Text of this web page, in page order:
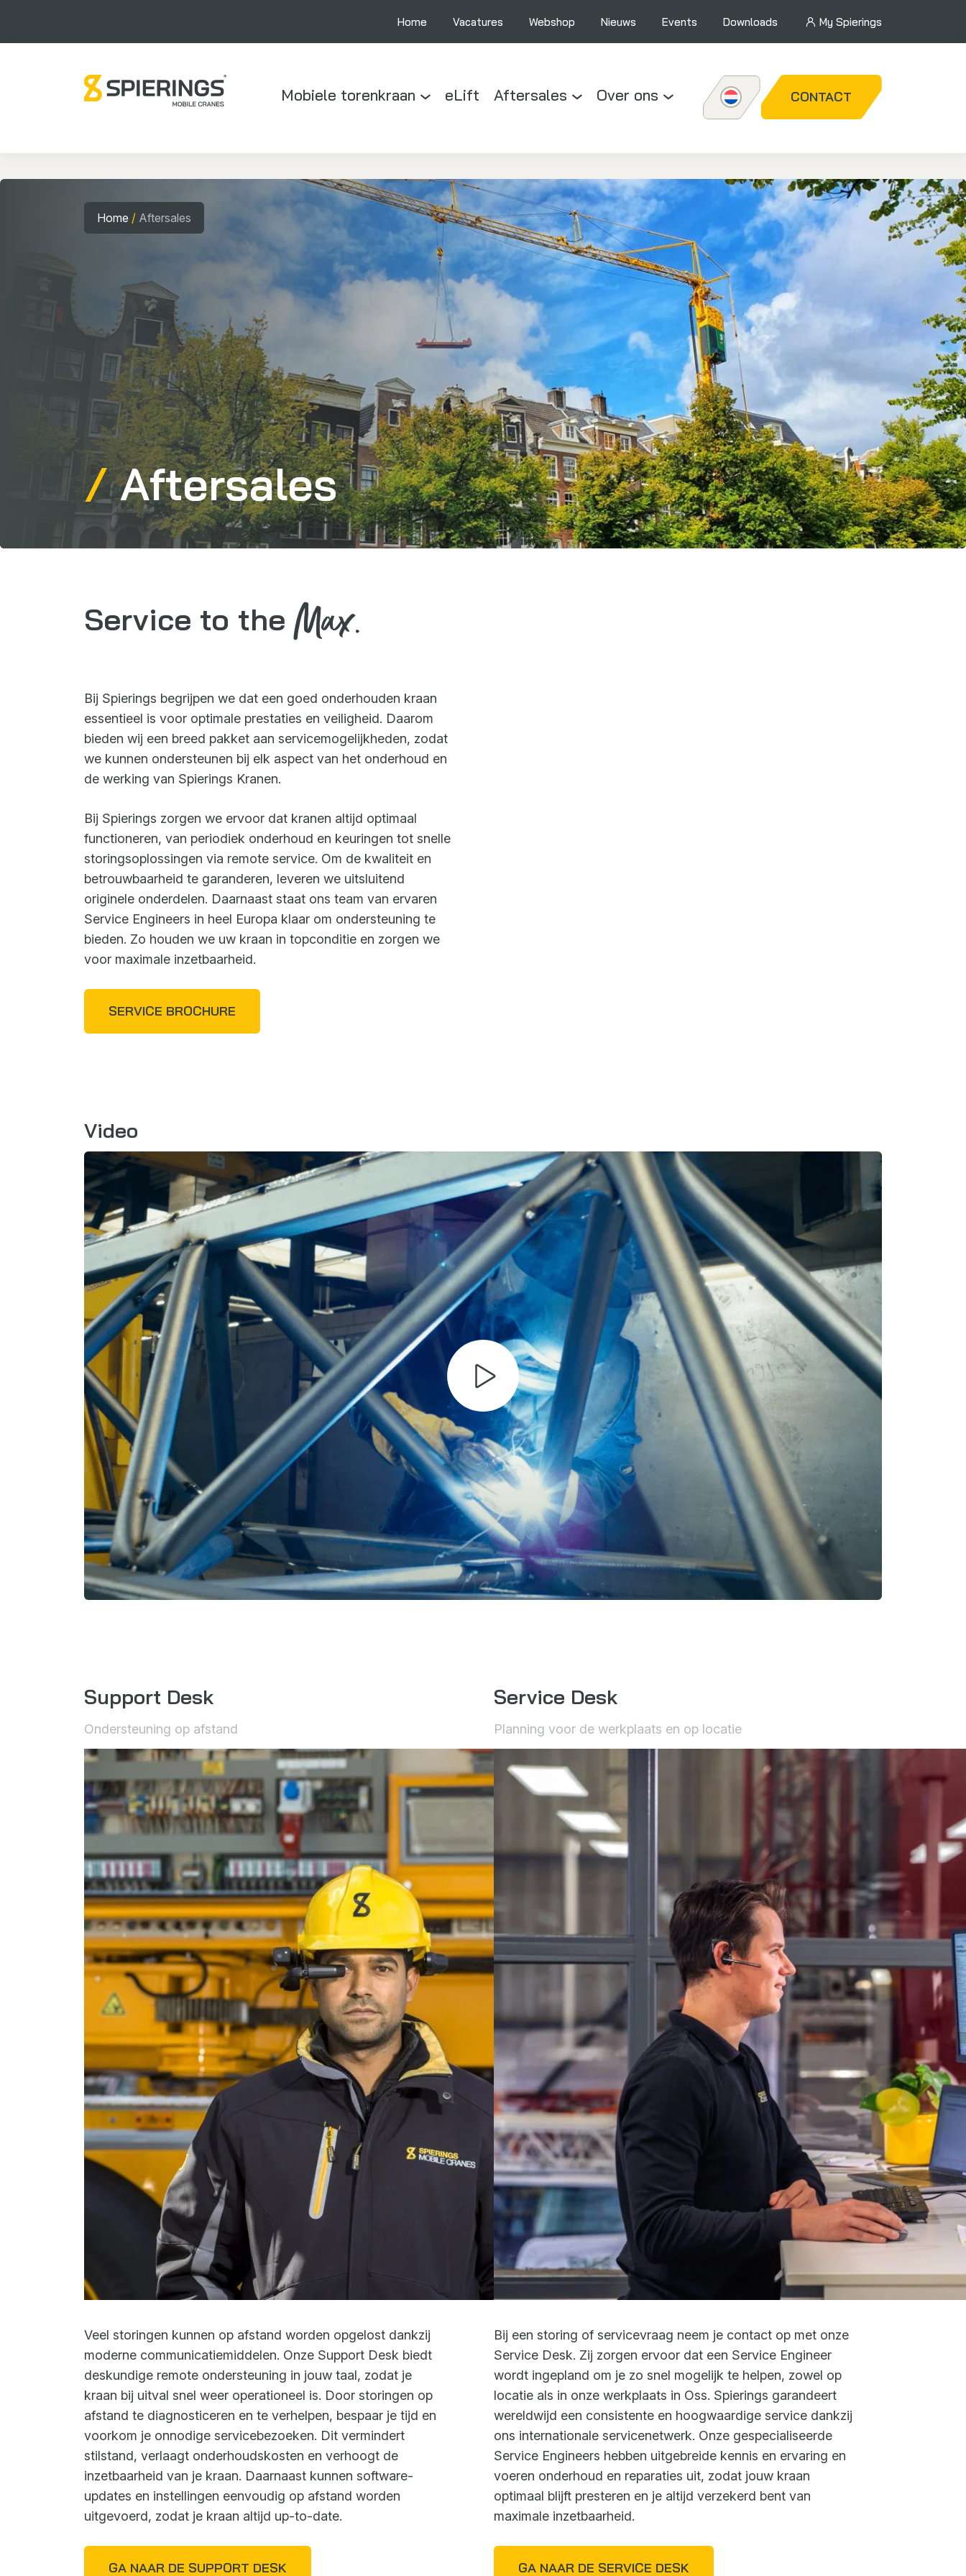
Home Vacatures Webshop Nieuws Events Downloads My Spierings
Mobiele torenkraan eLift Aftersales Over ons CONTACT
Home / Aftersales
Aftersales
Service to the Max.
Bij Spierings begrijpen we dat een goed onderhouden kraan
essentieel is voor optimale prestaties en veiligheid. Daarom
bieden wij een breed pakket aan servicemogelijkheden, zodat
we kunnen ondersteunen bij elk aspect van het onderhoud en
de werking van Spierings Kranen.
Bij Spierings zorgen we ervoor dat kranen altijd optimaal
functioneren, van periodiek onderhoud en keuringen tot snelle
storingsoplossingen via remote service. Om de kwaliteit en
betrouwbaarheid te garanderen, leveren we uitsluitend
originele onderdelen. Daarnaast staat ons team van ervaren
Service Engineers in heel Europa klaar om ondersteuning te
bieden. Zo houden we uw kraan in topconditie en zorgen we
voor maximale inzetbaarheid.
SERVICE BROCHURE
Video
Support Desk
Ondersteuning op afstand
Veel storingen kunnen op afstand worden opgelost dankzij
moderne communicatiemiddelen. Onze Support Desk biedt
deskundige remote ondersteuning in jouw taal, zodat je
kraan bij uitval snel weer operationeel is. Door storingen op
afstand te diagnosticeren en te verhelpen, bespaar je tijd en
voorkom je onnodige servicebezoeken. Dit vermindert
stilstand, verlaagt onderhoudskosten en verhoogt de
inzetbaarheid van je kraan. Daarnaast kunnen software-
updates en instellingen eenvoudig op afstand worden
uitgevoerd, zodat je kraan altijd up-to-date.
GA NAAR DE SUPPORT DESK
Service Desk
Planning voor de werkplaats en op locatie
Bij een storing of servicevraag neem je contact op met onze
Service Desk. Zij zorgen ervoor dat een Service Engineer
wordt ingepland om je zo snel mogelijk te helpen, zowel op
locatie als in onze werkplaats in Oss. Spierings garandeert
wereldwijd een consistente en hoogwaardige service dankzij
ons internationale servicenetwerk. Onze gespecialiseerde
Service Engineers hebben uitgebreide kennis en ervaring en
voeren onderhoud en reparaties uit, zodat jouw kraan
optimaal blijft presteren en je altijd verzekerd bent van
maximale inzetbaarheid.
GA NAAR DE SERVICE DESK